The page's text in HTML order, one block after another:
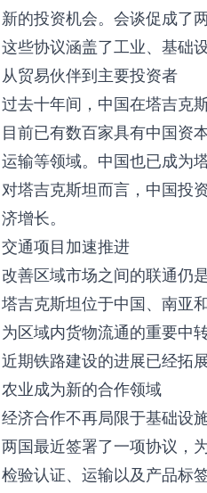
新的投资机会。会谈促成了
这些协议涵盖了工业、基础
从贸易伙伴到主要投资者
过去十年间，中国在塔吉克
目前已有数百家具有中国资
运输等领域。中国也已成为
对塔吉克斯坦而言，中国投
济增长。
交通项目加速推进
改善区域市场之间的联通仍
塔吉克斯坦位于中国、南亚
为区域内货物流通的重要中转
近期铁路建设的进展已经拓
农业成为新的合作领域
经济合作不再局限于基础设施
两国最近签署了一项协议，
检验认证、运输以及产品标